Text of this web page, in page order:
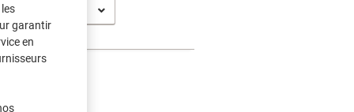
CP 1515
garantir
en